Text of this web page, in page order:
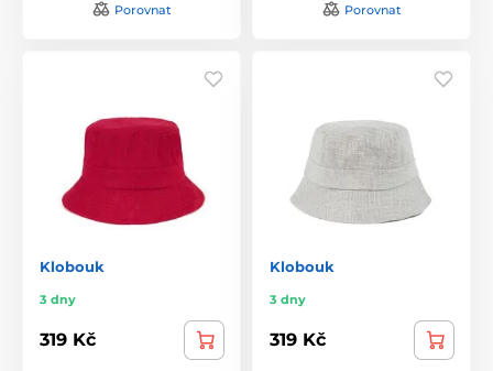
Porovnat Porovnat
Klobouk
3 dny
319 Kč
Klobouk
3 dny
319 Kč